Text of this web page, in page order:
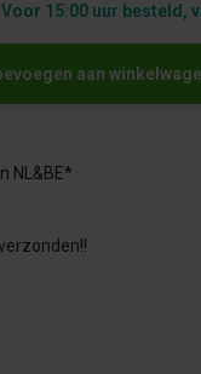
15:00 uur besteld,
aan
NL&BE*